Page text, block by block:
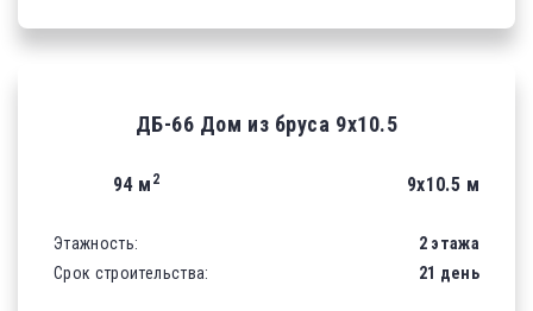
ДБ-66 Дом из бруса 9х10.5
94 м 2 9х10.5 м
Этажность:
2 этажа
Срок строительства:
21 день